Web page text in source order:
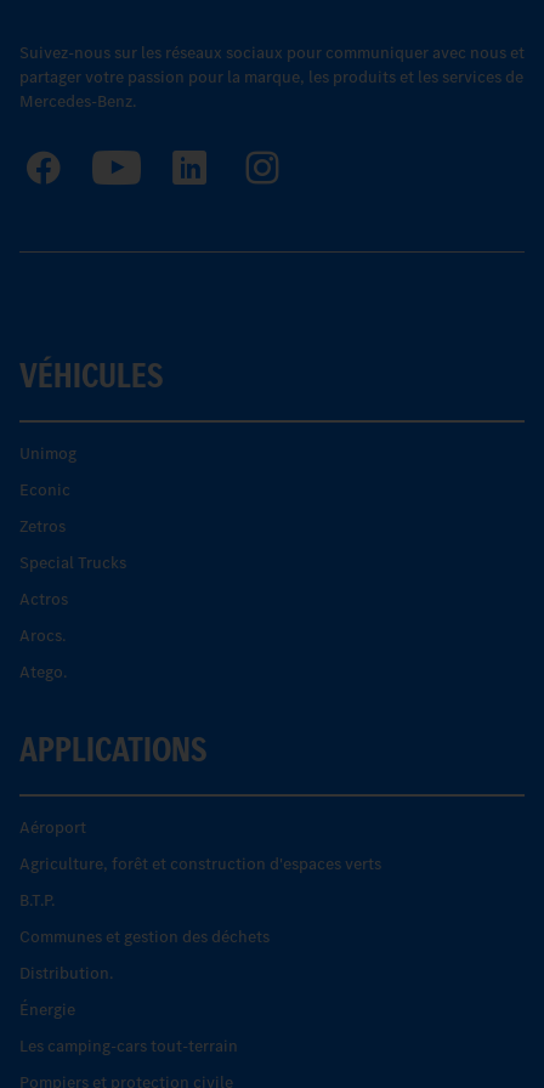
Suivez-nous sur les réseaux sociaux pour communiquer avec nous et
partager votre passion pour la marque, les produits et les services de
Mercedes-Benz.
VÉHICULES
Unimog
Econic
Zetros
Special Trucks
Actros
Arocs.
Atego.
APPLICATIONS
Aéroport
Agriculture, forêt et construction d'espaces verts
B.T.P.
Communes et gestion des déchets
Distribution.
Énergie
Les camping-cars tout-terrain
Pompiers et protection civile